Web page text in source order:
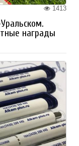
1413
награды